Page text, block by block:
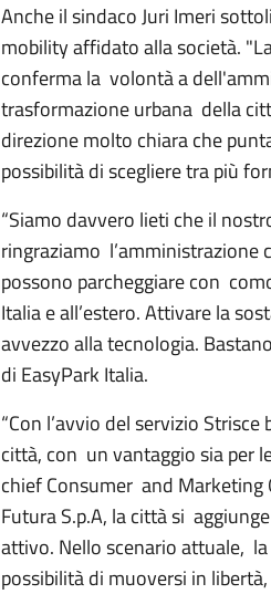
Anche il sindaco Juri Imeri
mobility affidato alla società.
conferma la volontà a
trasformazione urbana della
direzione molto chiara che
possibilità di scegliere tra più
“Siamo davvero lieti che il
ringraziamo l’amministrazione
possono parcheggiare con
Italia e all’estero. Attivare la
avvezzo alla tecnologia.
di EasyPark Italia.
“Con l’avvio del servizio
città, con un vantaggio sia per
chief Consumer and Marketing
Futura S.p.A, la città si
attivo. Nello scenario attuale,
possibilità di muoversi in